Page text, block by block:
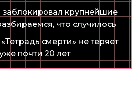
крупнейшие
что случилось
смерти» не теряет
почти 20 лет